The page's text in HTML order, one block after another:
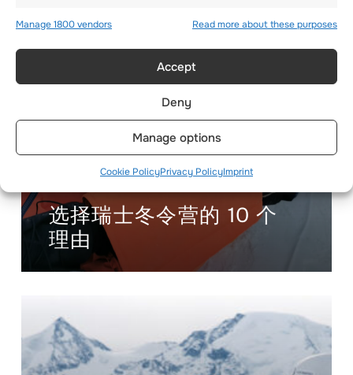
Manage 1800 vendors Read more about these purposes
Accept
Deny
Manage options
Cookie PolicyPrivacy PolicyImprint
选择瑞士冬令营的 10 个
理由